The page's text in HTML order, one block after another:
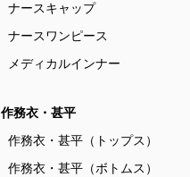
ナースキャップ
ナースワンピース
メディカルインナー
作務衣・甚平
作務衣・甚平（トップス）
作務衣・甚平（ボトムス）